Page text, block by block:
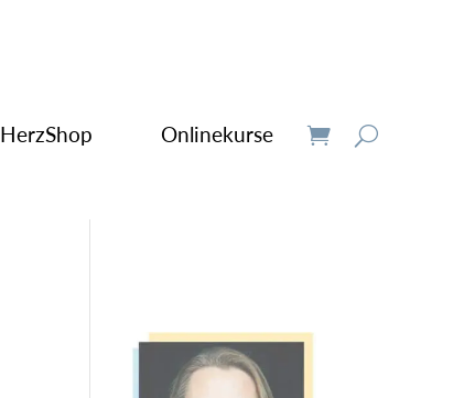
HerzShop Onlinekurse